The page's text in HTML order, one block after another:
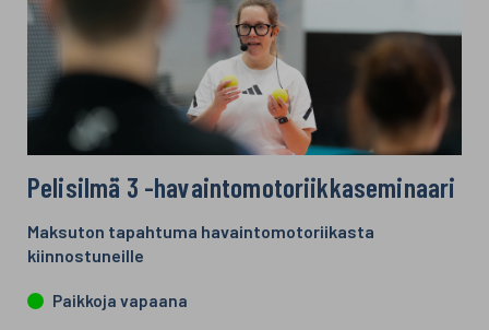
Pelisilmä 3 -havaintomotoriikkaseminaari
Maksuton tapahtuma havaintomotoriikasta
kiinnostuneille
Paikkoja vapaana